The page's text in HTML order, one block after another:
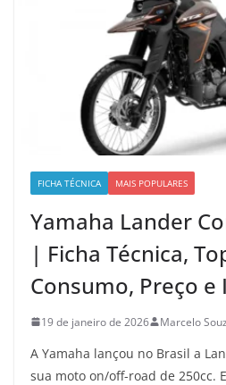
FICHA TÉCNICA MAIS POPULARES
Yamaha Lander
| Ficha Técnica,
Consumo, Preço e
19 de janeiro de 2026 Marcelo
A Yamaha lançou no Brasil a
sua moto on/off-road de 250cc.